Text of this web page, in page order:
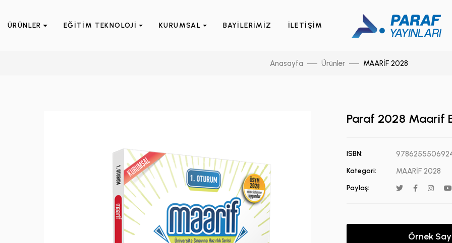
ÜRÜNLER EĞİTİM TEKNOLOJİ KURUMSAL BAYİLERİMİZ İLETİŞİM
Anasayfa Ürünler MAARİF 2028
Paraf 2028 Maarif
ISBN:
Kategori: MAARİF 2028
Paylaş:
Örnek